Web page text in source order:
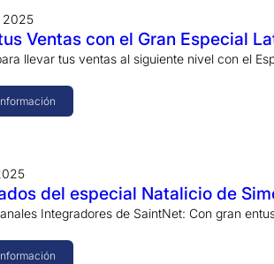
2025
Ventas con el Gran Especial
llevar tus ventas al siguiente nivel con el
del especial Natalicio de
Integradores de SaintNet: Con gran